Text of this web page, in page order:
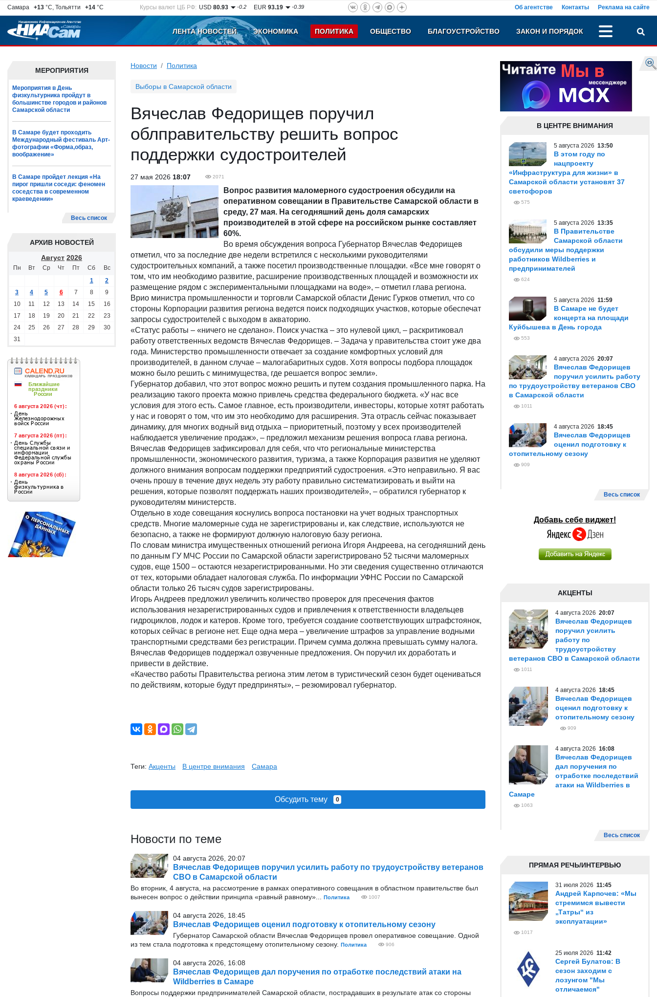
Самара +13 °C, Тольятти +14 °C Курсы валют ЦБ РФ: USD80.93 -0.2 EUR93.19 -0.39 Об агентстве Контакты Реклама на сайте
ЛЕНТА НОВОСТЕЙ ЭКОНОМИКА ПОЛИТИКА ОБЩЕСТВО БЛАГОУСТРОЙСТВО ЗАКОН И ПОРЯДОК
МЕРОПРИЯТИЯ
Мероприятия в День
физкультурника пройдут в
большинстве городов и районов
Самарской области
В Самаре будет проходить
Международный фестиваль Арт-
фотографии «Форма,образ,
воображение»
В Самаре пройдет лекция «На
пирог пришли соседи: феномен
соседства в современном
краеведении»
Весь список
АРХИВ НОВОСТЕЙ
Август 2026
Пн Вт Ср Чт Пт Сб
Вс
1
2
3
4 5 6 7 8
9
10
11 12 13 14 15
16
17
18 19 20 21 22
23
24
25 26 27 28 29
30
31
Новости Политика
Выборы в Самарской области
Вячеслав Федорищев поручил
облправительству решить вопрос
поддержки судостроителей
27 мая 2026 18:07 2071
Вопрос развития маломерного судостроения обсудили на
оперативном совещании в Правительстве Самарской области в
среду, 27 мая. На сегодняшний день доля самарских
производителей в этой сфере на российском рынке составляет
60%.
Во время обсуждения вопроса Губернатор Вячеслав Федорищев
отметил, что за последние две недели встретился с несколькими руководителями
судостроительных компаний, а также посетил производственные площадки. «Все мне говорят о
том, что им необходимо развитие, расширение производственных площадей и возможности их
размещение рядом с экспериментальными площадками на воде», – отметил глава региона.
Врио министра промышленности и торговли Самарской области Денис Гурков отметил, что со
стороны Корпорации развития региона ведется поиск подходящих участков, которые обеспечат
запросы судостроителей с выходом в акваторию.
«Статус работы – «ничего не сделано». Поиск участка – это нулевой цикл, – раскритиковал
работу ответственных ведомств Вячеслав Федорищев. – Задача у правительства стоит уже два
года. Министерство промышленности отвечает за создание комфортных условий для
производителей, в данном случае – малогабаритных судов. Хотя вопросы подбора площадок
можно было решить с минимущества, где решается вопрос земли».
Губернатор добавил, что этот вопрос можно решить и путем создания промышленного парка. На
реализацию такого проекта можно привлечь средства федерального бюджета. «У нас все
условия для этого есть. Самое главное, есть производители, инвесторы, которые хотят работать
у нас и говорят о том, что им это необходимо для расширения. Эта отрасль сейчас показывает
динамику, для многих водный вид отдыха – приоритетный, поэтому у всех производителей
наблюдается увеличение продаж», – предложил механизм решения вопроса глава региона.
Вячеслав Федорищев зафиксировал для себя, что что региональные министерства
промышленности, экономического развития, туризма, а также Корпорация развития не уделяют
должного внимания вопросам поддержки предприятий судостроения. «Это неправильно. Я вас
очень прошу в течение двух недель эту работу правильно систематизировать и выйти на
решения, которые позволят поддержать наших производителей», – обратился губернатор к
руководителям министерств.
Отдельно в ходе совещания коснулись вопроса постановки на учет водных транспортных
средств. Многие маломерные суда не зарегистрированы и, как следствие, используются не
безопасно, а также не формируют должную налоговую базу региона.
По словам министра имущественных отношений региона Игоря Андреева, на сегодняшний день
по данным ГУ МЧС России по Самарской области зарегистрировано 52 тысячи маломерных
судов, еще 1500 – остаются незарегистрированными. Но эти сведения существенно отличаются
от тех, которыми обладает налоговая служба. По информации УФНС России по Самарской
области только 26 тысяч судов зарегистрированы.
Игорь Андреев предложил увеличить количество проверок для пресечения фактов
использования незарегистрированных судов и привлечения к ответственности владельцев
гидроциклов, лодок и катеров. Кроме того, требуется создание соответствующих штрафстоянок,
которых сейчас в регионе нет. Еще одна мера – увеличение штрафов за управление водными
транспортными средствами без регистрации. Причем сумма должна превышать сумму налога.
Вячеслав Федорищев поддержал озвученные предложения. Он поручил их доработать и
привести в действие.
«Качество работы Правительства региона этим летом в туристический сезон будет оцениваться
по действиям, которые будут предприняты», – резюмировал губернатор.
Теги: Акценты В центре внимания Самара
Обсудить тему 0
Новости по теме
04 августа 2026, 20:07
Вячеслав Федорищев поручил усилить работу по трудоустройству ветеранов
СВО в Самарской области
Во вторник, 4 августа, на рассмотрение в рамках оперативного совещания в областном правительстве был
вынесен вопрос о действии принципа «равный равному»...
Политика 1007
04 августа 2026, 18:45
Вячеслав Федорищев оценил подготовку к отопительному сезону
Губернатор Самарской области Вячеслав Федорищев провел оперативное совещание. Одной
из тем стала подготовка к предстоящему отопительному сезону. Политика 906
04 августа 2026, 16:08
Вячеслав Федорищев дал поручения по отработке последствий атаки на
Wildberries в Самаре
Вопросы поддержки предпринимателей Самарской области, пострадавших в результате атак со стороны
В ЦЕНТРЕ ВНИМАНИЯ
5 августа 2026 13:50
В этом году по
нацпроекту
«Инфраструктура для жизни» в
Самарской области установят 37
светофоров
575
5 августа 2026 13:35
В Правительстве
Самарской области
обсудили меры поддержки
работников Wildberries и
предпринимателей
624
5 августа 2026 11:59
В Самаре не будет
концерта на площади
Куйбышева в День города
553
4 августа 2026 20:07
Вячеслав Федорищев
поручил усилить работу
по трудоустройству ветеранов СВО
в Самарской области
1011
4 августа 2026 18:45
Вячеслав Федорищев
оценил подготовку к
отопительному сезону
909
Весь список
Добавь себе виджет!
АКЦЕНТЫ
4 августа 2026 20:07
Вячеслав Федорищев
поручил усилить
работу по
трудоустройству
ветеранов СВО в Самарской области
1011
4 августа 2026 18:45
Вячеслав Федорищев
оценил подготовку к
отопительному сезону
909
4 августа 2026 16:08
Вячеслав Федорищев
дал поручения по
отработке последствий
атаки на Wildberries в
Самаре
1063
Весь список
ПРЯМАЯ РЕЧЬ/ИНТЕРВЬЮ
31 июля 2026 11:45
Андрей Карпочев: «Мы
стремимся вывести
„Татры“ из
эксплуатации»
1017
25 июля 2026 11:42
Сергей Булатов: В
сезон заходим с
лозунгом "Мы
отличаемся"